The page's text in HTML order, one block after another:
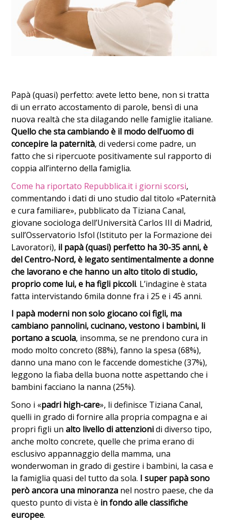
Papà (quasi) perfetto: avete letto bene, non si tratta
di un errato accostamento di parole, bensì di una
nuova realtà che sta dilagando nelle famiglie italiane.
Quello che sta cambiando è il modo dell’uomo di
concepire la paternità, di vedersi come padre, un
fatto che si ripercuote positivamente sul rapporto di
coppia all’interno della famiglia.
Come ha riportato Repubblica.it i giorni scorsi,
commentando i dati di uno studio dal titolo «Paternità
e cura familiare», pubblicato da Tiziana Canal,
giovane sociologa dell’Università Carlos III di Madrid,
sull’Osservatorio Isfol (Istituto per la Formazione dei
Lavoratori), il papà (quasi) perfetto ha 30-35 anni, è
del Centro-Nord, è legato sentimentalmente a donne
che lavorano e che hanno un alto titolo di studio,
proprio come lui, e ha figli piccoli. L’indagine è stata
fatta intervistando 6mila donne fra i 25 e i 45 anni.
I papà moderni non solo giocano coi figli, ma
cambiano pannolini, cucinano, vestono i bambini, li
portano a scuola, insomma, se ne prendono cura in
modo molto concreto (88%), fanno la spesa (68%),
danno una mano con le faccende domestiche (37%),
leggono la fiaba della buona notte aspettando che i
bambini facciano la nanna (25%).
Sono i «padri high-care», li definisce Tiziana Canal,
quelli in grado di fornire alla propria compagna e ai
propri figli unalto livello di attenzionidi diverso tipo,
anche molto concrete, quelle che prima erano di
esclusivo appannaggio della mamma, una
wonderwoman in grado di gestire i bambini, la casa e
la famiglia quasi del tutto da sola. I super papà sono
però ancora una minoranza nel nostro paese, che da
questo punto di vista è in fondo alle classifiche
europee.